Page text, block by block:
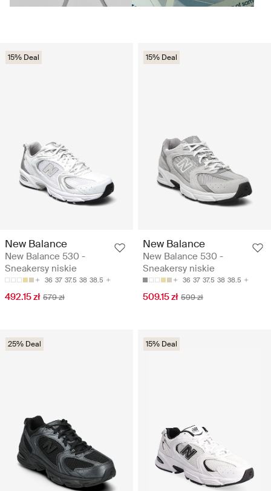
15% Deal
New Balance
New Balance 530 -
Sneakersy niskie
36 37 37.5 38 38.5
492.15 zł 579 zł
15% Deal
New Balance
New Balance 530 -
Sneakersy niskie
36 37 37.5 38 38.5
509.15 zł 599 zł
25% Deal 15% Deal